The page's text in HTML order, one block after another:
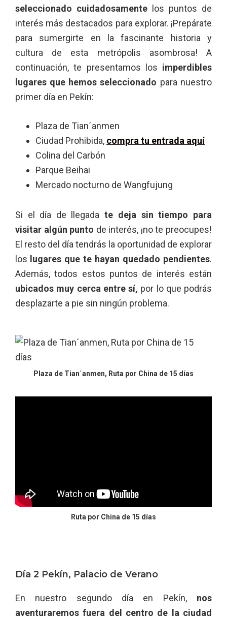
seleccionado cuidadosamente los puntos de
interés más destacados para explorar. ¡Prepárate
para sumergirte en la fascinante historia y
cultura de esta metrópolis asombrosa! A
continuación, te presentamos los imperdibles
lugares que hemos seleccionado para nuestro
primer día en Pekín:
Plaza de Tian´anmen
Ciudad Prohibida, compra tu entrada aquí
Colina del Carbón
Parque Beihai
Mercado nocturno de Wangfujung
Si el día de llegada te deja sin tiempo para
visitar algún punto de interés, ¡no te preocupes!
El resto del día tendrás la oportunidad de explorar
los lugares que te hayan quedado pendientes.
Además, todos estos puntos de interés están
ubicados muy cerca entre sí, por lo que podrás
desplazarte a pie sin ningún problema.
Plaza de Tian´anmen, Ruta por China de 15 días
Ruta por China de 15 días
Día 2 Pekín, Palacio de Verano
En nuestro segundo día en Pekín, nos
aventuraremos fuera del centro de la ciudad